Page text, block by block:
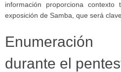
información proporciona
exposición de Samba, que será
durante el